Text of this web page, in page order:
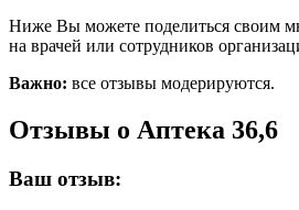
Ниже Вы можете поделиться своим
на врачей или сотрудников
Важно: все отзывы модерируются.
Отзывы о Аптека 36,6
Ваш отзыв: